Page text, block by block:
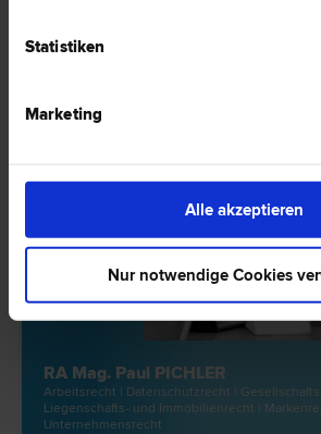
Statistiken
Marketing
Alle akzeptieren
Nur notwendige Cookies
5 Bewertungen
RA Mag. Paul PICHLER
Arbeits­recht | Datenschutz­recht |
Liegenschafts- und Immobilien­recht |
Unternehmens­recht